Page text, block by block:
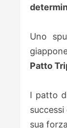
Uno
Patto
I patto
sua